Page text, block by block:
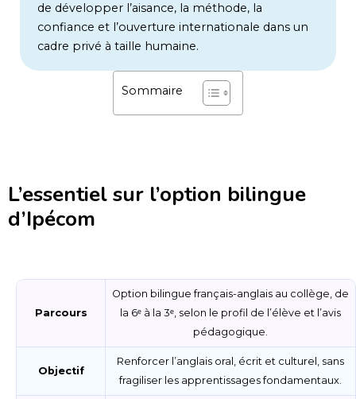
de développer l’aisance, la méthode, la
confiance et l’ouverture internationale dans un
cadre privé à taille humaine.
Sommaire
L’essentiel sur l’option bilingue
d’Ipécom
Parcours
Option bilingue français-anglais au collège, de
la 6ᵉ à la 3ᵉ, selon le profil de l’élève et l’avis
pédagogique.
Objectif
Renforcer l’anglais oral, écrit et culturel, sans
fragiliser les apprentissages fondamentaux.